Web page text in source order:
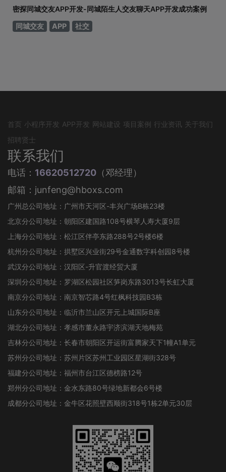
密探同城交友APP开发-同城陌生人交友聊天APP开发成功案例
同城交友
APP 社交
首页 小程序开发 APP开发 网站建设 项目案例 行业资讯 关于我们
招聘贤士
联系我们
电话： 16620512720 （邓经理）
邮箱：junfeng@hboxs.com
广州总公司地址：广州市天河区-丰兴广场B栋23楼
北京分公司地址：朝阳区建国路108号横琴人寿大厦9层
上海分公司地址：松江区伴亭东路288号2号楼6楼
杭州分公司地址：拱墅区兴业街29号金通数字科创园8号楼
武汉分公司地址：汉阳区-升官渡经贸大厦
深圳分公司地址：罗湖区松园社区笋岗东路3013号长虹大厦
南京分公司地址：南京智芯路4号红枫科技园B3栋
山东分公司地址：临沂市兰山区开元上城国际B座
湖北分公司地址：孝感市董永路宇济滨湖天地梅苑
吉林分公司地址：长春市朝阳区开运街富腾家天下1幢A1单元
苏州分公司地址：苏州片区苏州工业园区星湖街328号
福建分公司地址：福州市台江区德榜路12号
郑州分公司地址：金水东路80号绿地新都会6号楼
成都分公司地址：金牛区花照壁西顺街318号1栋2单元30层